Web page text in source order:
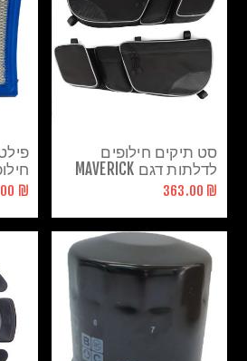
סט תיקים חילופים
לדלתות דגם MAVERICK
X3
₪ 363.00
₪ 105.00